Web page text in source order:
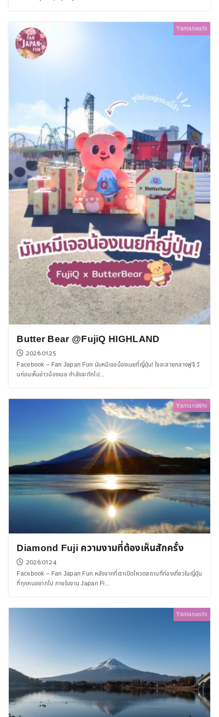
Yamanashi
Butter Bear @FujiQ HIGHLAND
2026.01.25
Facebook – Fan Japan Fun มัมหมีเจอน้องเนยที่ญี่ปุ่น! ใจละลายกลางฟูจิ วั
นก่อนเห็นข่าวน้องเนย กำลังจะทักไป...
Yamanashi
Diamond Fuji ความงามที่ต้องเห็นสักครั้ง
2026.01.24
Facebook – Fan Japan Fun หลังจากที่เราเปิดโหวตสถานที่ท่องเที่ยวในญี่ปุ่น
ที่ทุกคนอยากไป ภายในงาน Japan Fi...
Yamanashi